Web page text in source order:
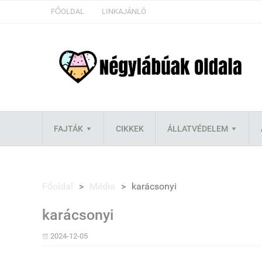
FŐOLDAL LINKAJÁNLÓ
FAJTÁK CIKKEK ÁLLATVÉDELEM
Főoldal > Média > karácsonyi
karácsonyi
2024-12-05